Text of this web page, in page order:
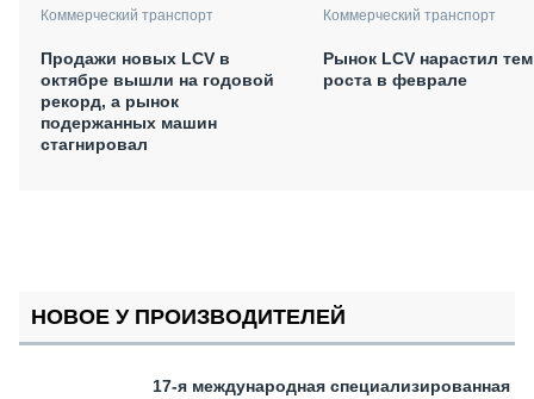
Коммерческий транспорт
Продажи новых LCV в
октябре вышли на годовой
рекорд, а рынок
подержанных машин
стагнировал
Коммерческий транспорт
Рынок LCV нарастил
роста в феврале
НОВОЕ У ПРОИЗВОДИТЕЛЕЙ
17-я международная специализированная